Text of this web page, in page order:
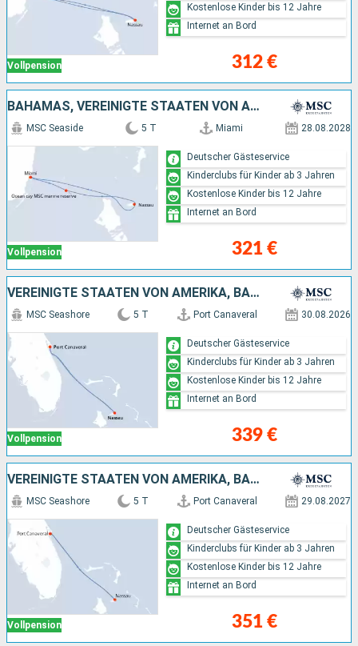
Vollpension 312 €
Kostenlose Kinder bis 12 Jahre
Internet an Bord
BAHAMAS, VEREINIGTE STAATEN VON AMERIKA
Vollpension
MSC Seaside 5 T Miami 28.08.2028
321 €
Deutscher Gästeservice
Kinderclubs für Kinder ab 3 Jahren
Kostenlose Kinder bis 12 Jahre
Internet an Bord
VEREINIGTE STAATEN VON AMERIKA, BAHAMAS
Vollpension
MSC Seashore 5 T Port Canaveral 30.08.2026
339 €
Deutscher Gästeservice
Kinderclubs für Kinder ab 3 Jahren
Kostenlose Kinder bis 12 Jahre
Internet an Bord
VEREINIGTE STAATEN VON AMERIKA, BAHAMAS
Vollpension
MSC Seashore 5 T Port Canaveral 29.08.2027
351 €
Deutscher Gästeservice
Kinderclubs für Kinder ab 3 Jahren
Kostenlose Kinder bis 12 Jahre
Internet an Bord